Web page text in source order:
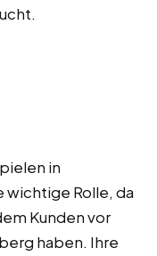
in
wichtige Rolle, da
Kunden vor
haben. Ihre